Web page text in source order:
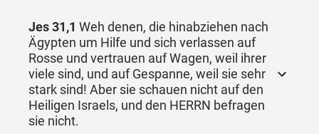
Jes 31,1 Weh denen, die hinabziehen nach
Ägypten um Hilfe und sich verlassen auf
Rosse und vertrauen auf Wagen, weil ihrer
viele sind, und auf Gespanne, weil sie sehr
stark sind! Aber sie schauen nicht auf den
Heiligen Israels, und den HERRN befragen
sie nicht.